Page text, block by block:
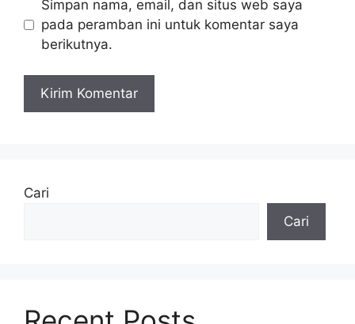
Simpan nama, email, dan situs web saya
pada peramban ini untuk komentar saya
berikutnya.
Cari
Cari